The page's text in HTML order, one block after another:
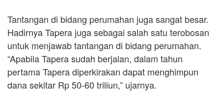
Tantangan di bidang perumahan juga sangat besar.
Hadirnya Tapera juga sebagai salah satu terobosan
untuk menjawab tantangan di bidang perumahan.
“Apabila Tapera sudah berjalan, dalam tahun
pertama Tapera diperkirakan dapat menghimpun
dana sekitar Rp 50-60 triliun,” ujarnya.